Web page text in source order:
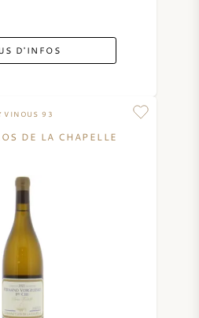
D'INFOS
VINOUS 93
DE LA CHAPELLE